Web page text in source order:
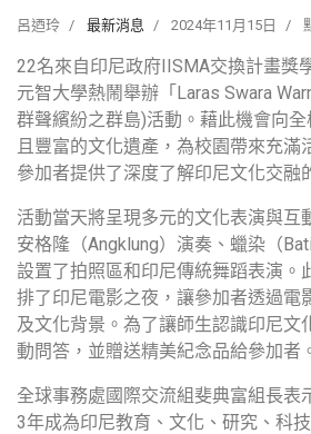
呂迺玲 最新消息 2024年11月15日
22名來自印尼政府IISMA交換計畫獎
元智大學熱鬧舉辦「 Laras Swara
群聲繽紛之群島)活動。藉此機會向
且豐富的文化遺產，為校園帶來充滿
參加者提供了深度了解印尼文化交融
活動當天將呈現多元的文化表演與互
安格隆（Angklung）演奏、蠟染（
設置了拍照區和印尼傳統舞蹈表演。
排了印尼電影之夜，讓參加者透過電
及文化背景。為了讓師生認識印尼文
動問答，並贈送精美紀念品給參加者
全球事務處國際交流組斐典富組長表
3年成為印尼教育、文化、研究、科